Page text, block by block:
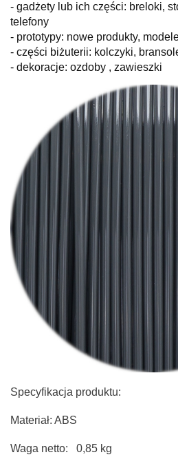
- gadżety lub ich części: breloki,
telefony
- prototypy: nowe produkty,
- części biżuterii: kolczyki,
- dekoracje: ozdoby , zawieszki
Specyfikacja produktu:
Materiał: ABS
Waga netto: 0,85 kg